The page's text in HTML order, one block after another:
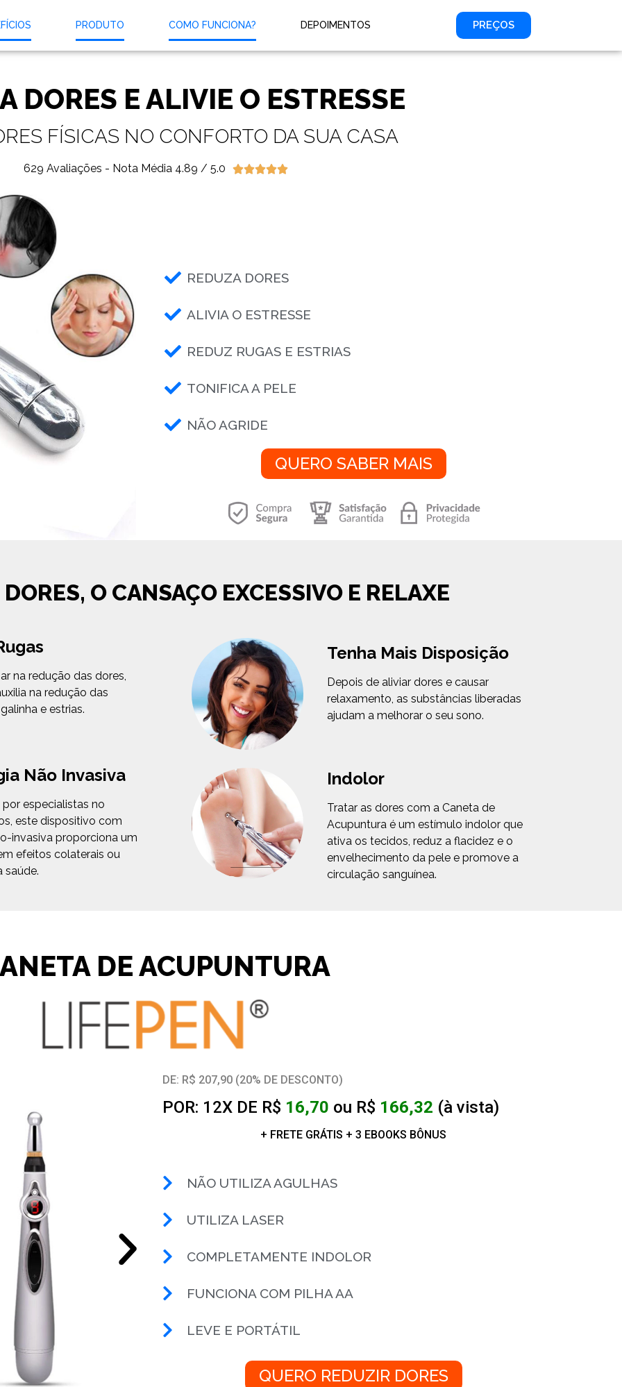
PRODUTO COMO FUNCIONA? DEPOIMENTOS PREÇOS
DORES E ALIVIE O ESTRESSE
FÍSICAS NO CONFORTO DA SUA CASA
629 Avaliações - Nota Média 4.89 / 5.0 
REDUZA DORES
ALIVIA O ESTRESSE
REDUZ RUGAS E ESTRIAS
TONIFICA A PELE
NÃO AGRIDE
QUERO SABER MAIS
O CANSAÇO EXCESSIVO E RELAXE
na redução das dores,
na redução das
e estrias.
Não Invasiva
especialistas no
este dispositivo com
invasiva proporciona um
efeitos colaterais ou
saúde.
Tenha Mais Disposição
Depois de aliviar dores e causar
relaxamento, as substâncias liberadas
ajudam a melhorar o seu sono.
Indolor
Tratar as dores com a Caneta de
Acupuntura é um estímulo indolor que
ativa os tecidos, reduz a flacidez e o
envelhecimento da pele e promove a
circulação sanguínea.
DE ACUPUNTURA
DE: R$ 207,90 (20% DE DESCONTO)
POR: 12X DE R$ 16,70 ou R$ 166,32 (à vista)
+ FRETE GRÁTIS + 3 EBOOKS BÔNUS
NÃO UTILIZA AGULHAS
UTILIZA LASER
COMPLETAMENTE INDOLOR
FUNCIONA COM PILHA AA
LEVE E PORTÁTIL
QUERO REDUZIR DORES